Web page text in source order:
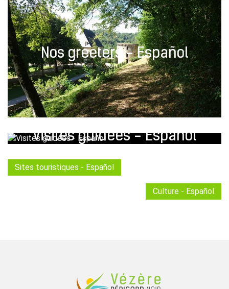
Nos greeters - Español
Visites guidées - Español
Sites touristiques - Español
Culture - Español